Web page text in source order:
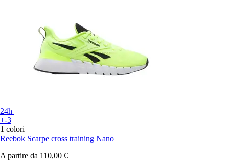
24h
+-3
1 colori
Reebok Scarpe cross training Nano
A partire da 110,00 €